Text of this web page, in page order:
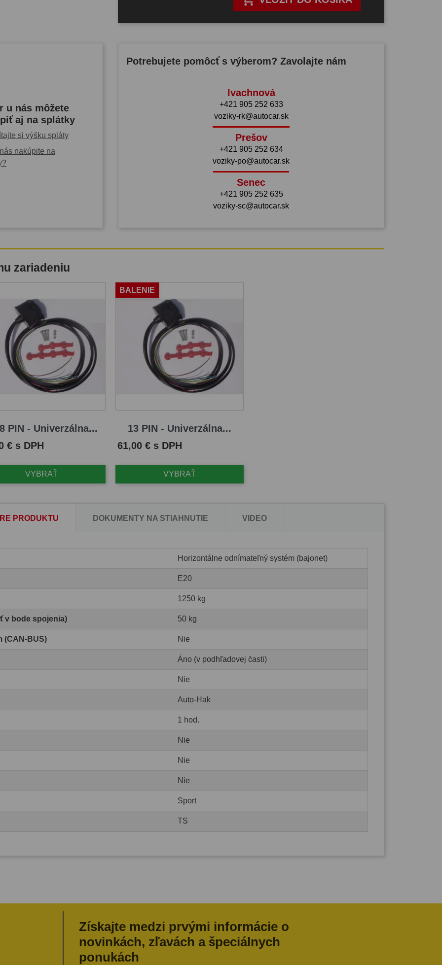
u nás môžete
aj na splátky
si výšku spláty
nakúpite na
Potrebujete pomôcť s výberom? Zavolajte nám
Ivachnová
+421 905 252 633
voziky-rk@autocar.sk
Prešov
+421 905 252 634
voziky-po@autocar.sk
Senec
+421 905 252 635
voziky-sc@autocar.sk
zariadeniu
PIN - Univerzálna...
€ s DPH
VYBRAŤ
13 PIN - Univerzálna...
Cena
61,00 € s DPH
VYBRAŤ
BALENIE
PRODUKTU DOKUMENTY NA STIAHNUTIE VIDEO
Horizontálne odnímateľný systém (bajonet)
E20
1250 kg
v bode spojenia) 50 kg
(CAN-BUS) Nie
Áno (v podhľadovej časti)
Nie
Auto-Hak
1 hod.
Nie
Nie
Nie
Sport
TS
Získajte medzi prvými informácie o
novinkách, zľavách a špeciálnych
ponukách